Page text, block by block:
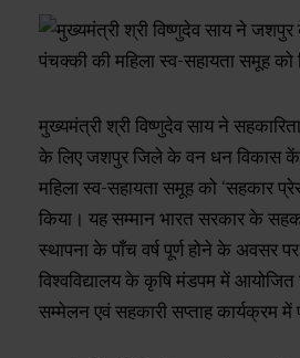
मुख्यमंत्री श्री विष्णुदेव साय ने
के लिए जशपुर जिले के वन धन विकास
महिला स्व-सहायता समूह को ‘सहकार
किया। यह सम्मान भारत सरकार के
स्थापना के पाँच वर्ष पूर्ण होने के अवसर पर
विश्वविद्यालय के कृषि मंडपम में आयोजित
सम्मेलन एवं सहकारी सप्ताह कार्यक्रम में